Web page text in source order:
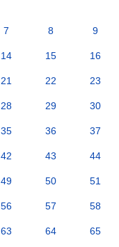
7 8 9
14 15 16
21 22 23
28 29 30
35 36 37
42 43 44
49 50 51
56 57 58
63 64 65